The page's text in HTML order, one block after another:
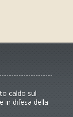
caldo sul
in difesa della